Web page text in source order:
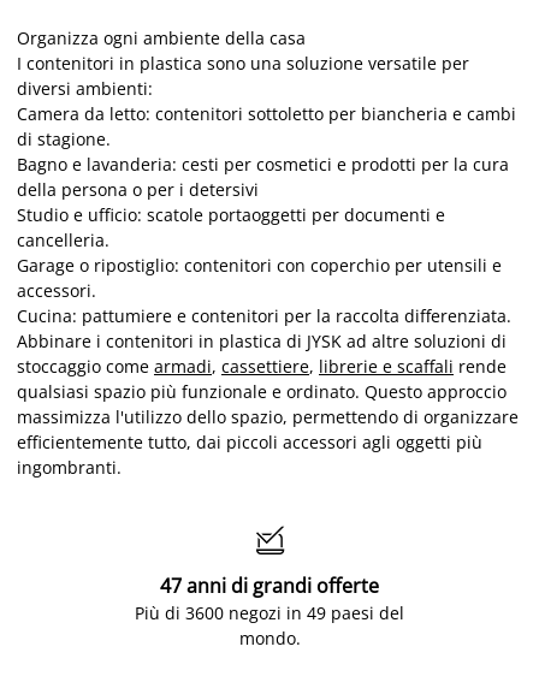
Organizza ogni ambiente della casa
I contenitori in plastica sono una soluzione versatile per
diversi ambienti:
Camera da letto: contenitori sottoletto per biancheria e cambi
di stagione.
Bagno e lavanderia: cesti per cosmetici e prodotti per la cura
della persona o per i detersivi
Studio e ufficio: scatole portaoggetti per documenti e
cancelleria.
Garage o ripostiglio: contenitori con coperchio per utensili e
accessori.
Cucina: pattumiere e contenitori per la raccolta differenziata.
Abbinare i contenitori in plastica di JYSK ad altre soluzioni di
stoccaggio come armadi, cassettiere, librerie e scaffali rende
qualsiasi spazio più funzionale e ordinato. Questo approccio
massimizza l'utilizzo dello spazio, permettendo di organizzare
efficientemente tutto, dai piccoli accessori agli oggetti più
ingombranti.

47 anni di grandi offerte
Più di 3600 negozi in 49 paesi del
mondo.